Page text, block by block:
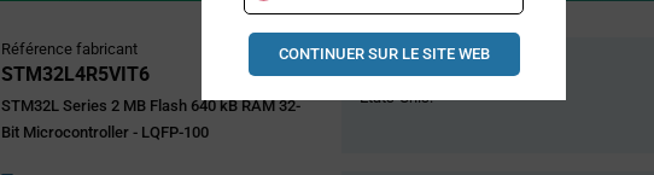
Référence fabricant
STM32L4R5VIT6
STM32L Series 2 MB Flash 640 kB RAM 32-
Bit Microcontroller - LQFP-100
Pricing
Stock global
États-Unis:
CONTINUER SUR LE SITE WEB